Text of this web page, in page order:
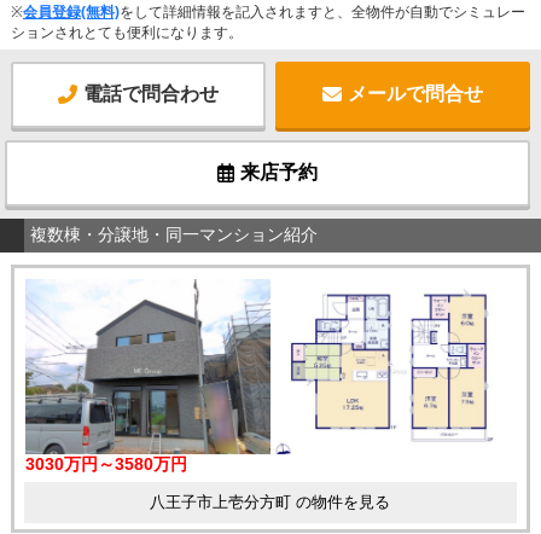
※会員登録(無料)をして詳細情報を記入されますと、全物件が自動でシミュレー
ションされとても便利になります。
電話で問合わせ メールで問合せ
来店予約
複数棟・分譲地・同一マンション紹介
3030万円～3580万円
八王子市上壱分方町 の物件を見る